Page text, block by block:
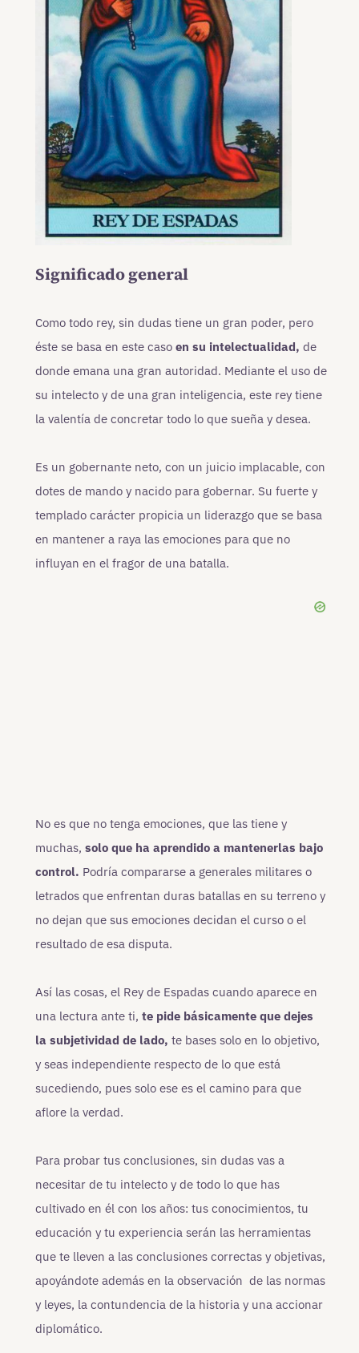
Significado general
Como todo rey, sin dudas tiene un gran poder, pero
éste se basa en este caso en su intelectualidad, de
donde emana una gran autoridad. Mediante el uso de
su intelecto y de una gran inteligencia, este rey tiene
la valentía de concretar todo lo que sueña y desea.
Es un gobernante neto, con un juicio implacable, con
dotes de mando y nacido para gobernar. Su fuerte y
templado carácter propicia un liderazgo que se basa
en mantener a raya las emociones para que no
influyan en el fragor de una batalla.
No es que no tenga emociones, que las tiene y
muchas, solo que ha aprendido a mantenerlas bajo
control. Podría compararse a generales militares o
letrados que enfrentan duras batallas en su terreno y
no dejan que sus emociones decidan el curso o el
resultado de esa disputa.
Así las cosas, el Rey de Espadas cuando aparece en
una lectura ante ti, te pide básicamente que dejes
la subjetividad de lado, te bases solo en lo objetivo,
y seas independiente respecto de lo que está
sucediendo, pues solo ese es el camino para que
aflore la verdad.
Para probar tus conclusiones, sin dudas vas a
necesitar de tu intelecto y de todo lo que has
cultivado en él con los años: tus conocimientos, tu
educación y tu experiencia serán las herramientas
que te lleven a las conclusiones correctas y objetivas,
apoyándote además en la observación de las normas
y leyes, la contundencia de la historia y una accionar
diplomático.